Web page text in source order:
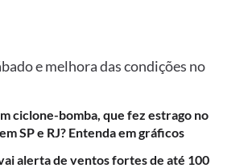
e melhora das condições no
ciclone-bomba, que fez estrago no
SP e RJ? Entenda em gráficos
alerta de ventos fortes de até 100